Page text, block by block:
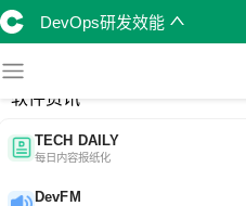
DevOps研发效能
综合
开源资讯
软件资讯
TECH DAILY
每日内容报纸化
DevFM